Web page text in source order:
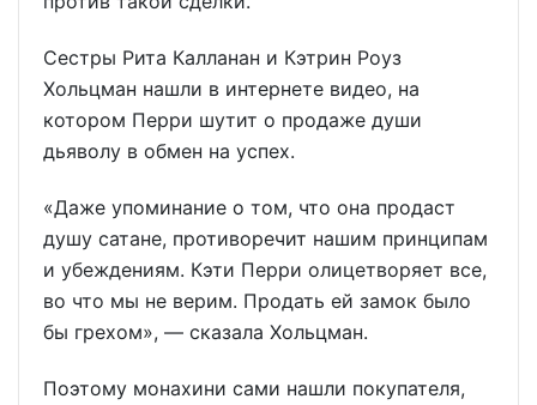
Сестры Рита Калланан и Кэтрин Роуз
Хольцман нашли в интернете видео, на
котором Перри шутит о продаже души
дьяволу в обмен на успех.
«Даже упоминание о том, что она продаст
душу сатане, противоречит нашим принципам
и убеждениям. Кэти Перри олицетворяет все,
во что мы не верим. Продать ей замок было
бы грехом», — сказала Хольцман.
Поэтому монахини сами нашли покупателя,